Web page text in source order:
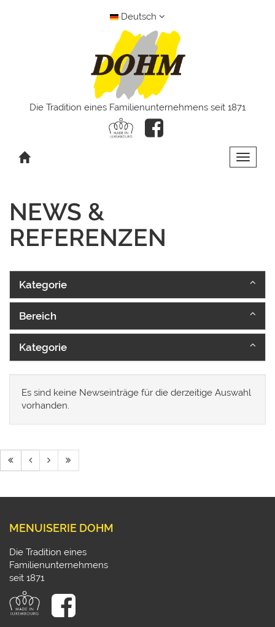
Deutsch
Die Tradition eines Familienunternehmens seit 1871
Toggle
NEWS &
REFERENZEN
Kategorie
Bereich
Kategorie
Es sind keine Newseinträge für die derzeitige Auswahl
vorhanden.
MENUISERIE DOHM
Die Tradition eines
Familienunternehmens
seit 1871